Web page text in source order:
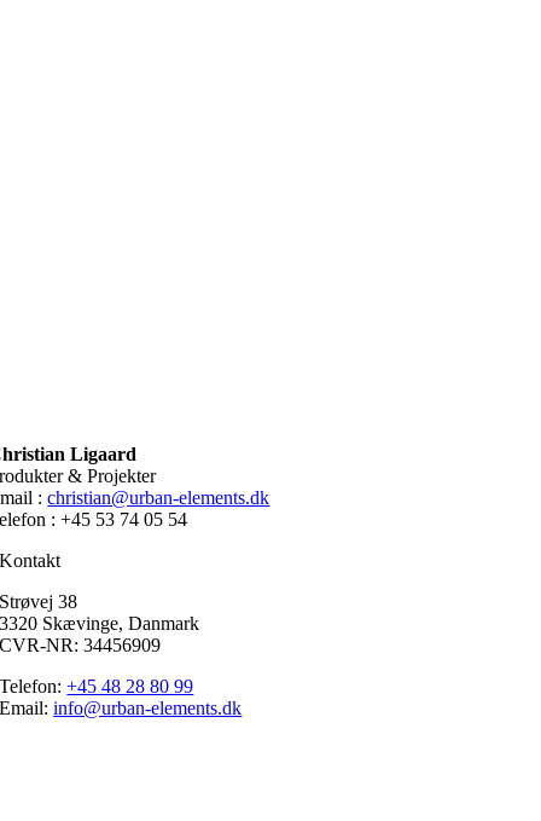
Ligaard
& Projekter
:christian@urban-elements.dk
: +45 53 74 05 54
Kontakt
Strøvej 38
3320 Skævinge, Danmark
CVR-NR: 34456909
Telefon:+45 48 28 80 99
Email:info@urban-elements.dk